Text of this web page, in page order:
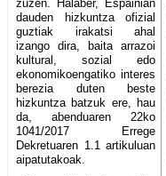
zuzen. Halaber, Espainian
dauden hizkuntza ofizial
guztiak irakatsi ahal
izango dira, baita arrazoi
kultural, sozial edo
ekonomikoengatiko interes
berezia duten beste
hizkuntza batzuk ere, hau
da, abenduaren 22ko
1041/2017 Errege
Dekretuaren 1.1 artikuluan
aipatutakoak.